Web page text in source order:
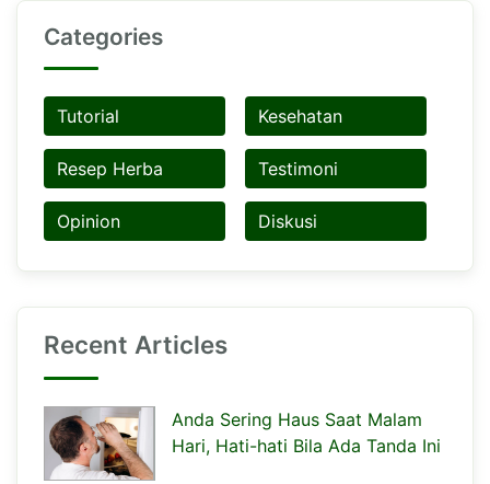
Categories
Tutorial Kesehatan
Resep Herba Testimoni
Opinion Diskusi
Recent Articles
Anda Sering Haus Saat Malam
Hari, Hati-hati Bila Ada Tanda Ini